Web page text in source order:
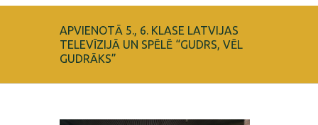
APVIENOTĀ 5., 6. KLASE LATVIJAS
TELEVĪZIJĀ UN SPĒLĒ “GUDRS, VĒL
GUDRĀKS”